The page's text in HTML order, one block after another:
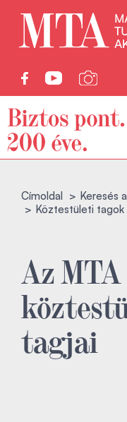
Címoldal
Keresés
Köztestületi tagok
Az MTA
tagjai